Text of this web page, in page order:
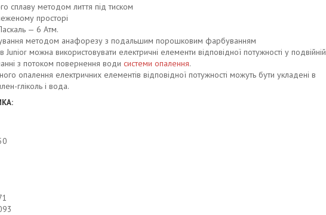
сплаву методом лиття під тиском
просторі
— 6 Атм.
методом анафорезу з подальшим порошковим фарбуванням
можна використовувати електричні елементи відповідної потужності у подвійній
з потоком повернення води системи опалення.
опалення електричних елементів відповідної потужності можуть бути укладені в
гліколь і вода.